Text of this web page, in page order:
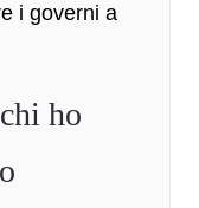
i governi a
ho